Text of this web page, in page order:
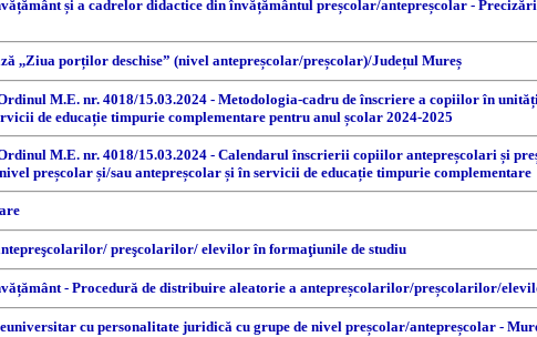
și a cadrelor didactice din învățământul preșcolar/antepreșcolar -
,,Ziua porților deschise” (nivel antepreșcolar/preșcolar)/Județul Mureș
M.E. nr. 4018/15.03.2024 - Metodologia-cadru de înscriere a copiilor în
de educație timpurie complementare pentru anul școlar 2024-2025
M.E. nr. 4018/15.03.2024 - Calendarul înscrierii copiilor antepreșcolari și
preșcolar și/sau antepreșcolar și în servicii de educație timpurie complementare
preşcolarilor/ elevilor în formaţiunile de studiu
- Procedură de distribuire aleatorie a antepreșcolarilor/preșcolarilor/
cu personalitate juridică cu grupe de nivel preșcolar/antepreșcolar -